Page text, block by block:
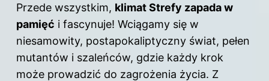
Przede wszystkim, klimat Strefy zapada w
pamięć i fascynuje! Wciągamy się w
niesamowity, postapokaliptyczny świat, pełen
mutantów i szaleńców, gdzie każdy krok
może prowadzić do zagrożenia życia. Z